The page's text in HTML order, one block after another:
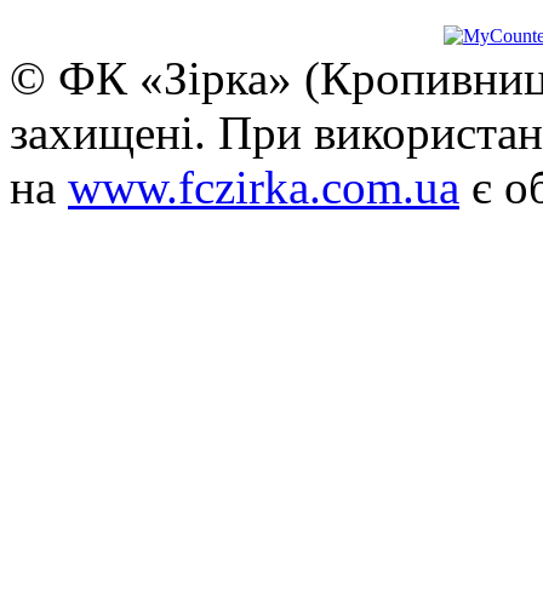
© ФК «Зірка»
захищені. При
на www.fczirka.com.ua є